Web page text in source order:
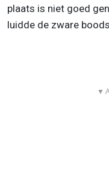
plaats is niet goed
luidde de zware
▼